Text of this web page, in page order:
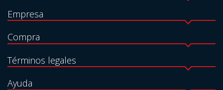
Empresa
Compra
Términos legales
Ayuda